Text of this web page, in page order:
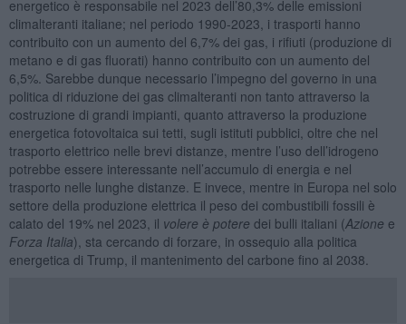
energetico è responsabile nel 2023 dell’80,3% delle emissioni
climalteranti italiane; nel periodo 1990-2023, i trasporti hanno
contribuito con un aumento del 6,7% dei gas, i rifiuti (produzione di
metano e di gas fluorati) hanno contribuito con un aumento del
6,5%. Sarebbe dunque necessario l’impegno del governo in una
politica di riduzione dei gas climalteranti non tanto attraverso la
costruzione di grandi impianti, quanto attraverso la produzione
energetica fotovoltaica sui tetti, sugli istituti pubblici, oltre che nel
trasporto elettrico nelle brevi distanze, mentre l’uso dell’idrogeno
potrebbe essere interessante nell’accumulo di energia e nel
trasporto nelle lunghe distanze. E invece, mentre in Europa nel solo
settore della produzione elettrica il peso dei combustibili fossili è
calato del 19% nel 2023, il volere è potere dei bulli italiani (Azione e
Forza Italia), sta cercando di forzare, in ossequio alla politica
energetica di Trump, il mantenimento del carbone fino al 2038.